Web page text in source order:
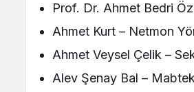
Prof. Dr. Ahmet Bedri
Ahmet Kurt – Netmon
Ahmet Veysel Çelik –
Alev Şenay Bal –